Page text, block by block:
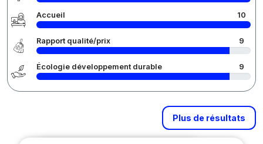
Accueil 10
Rapport qualité/prix 9
Écologie développement durable 9
Plus de résultats